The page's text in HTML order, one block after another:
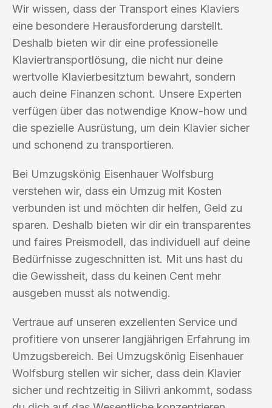
Wir wissen, dass der Transport eines Klaviers
eine besondere Herausforderung darstellt.
Deshalb bieten wir dir eine professionelle
Klaviertransportlösung, die nicht nur deine
wertvolle Klavierbesitztum bewahrt, sondern
auch deine Finanzen schont. Unsere Experten
verfügen über das notwendige Know-how und
die spezielle Ausrüstung, um dein Klavier sicher
und schonend zu transportieren.
Bei Umzugskönig Eisenhauer Wolfsburg
verstehen wir, dass ein Umzug mit Kosten
verbunden ist und möchten dir helfen, Geld zu
sparen. Deshalb bieten wir dir ein transparentes
und faires Preismodell, das individuell auf deine
Bedürfnisse zugeschnitten ist. Mit uns hast du
die Gewissheit, dass du keinen Cent mehr
ausgeben musst als notwendig.
Vertraue auf unseren exzellenten Service und
profitiere von unserer langjährigen Erfahrung im
Umzugsbereich. Bei Umzugskönig Eisenhauer
Wolfsburg stellen wir sicher, dass dein Klavier
sicher und rechtzeitig in Silivri ankommt, sodass